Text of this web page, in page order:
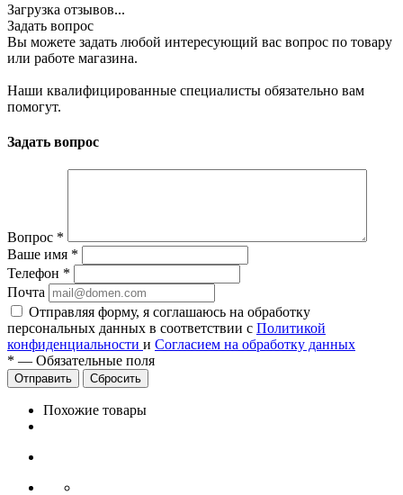
Загрузка отзывов...
Задать вопрос
Вы можете задать любой интересующий вас вопрос по товару
или работе магазина.
Наши квалифицированные специалисты обязательно вам
помогут.
Задать вопрос
Вопрос *
Ваше имя *
Телефон *
Почта
Отправляя форму, я соглашаюсь на обработку
персональных данных в соответствии с Политикой
конфиденциальности и Согласием на обработку данных
* — Обязательные поля
Сбросить
Похожие товары